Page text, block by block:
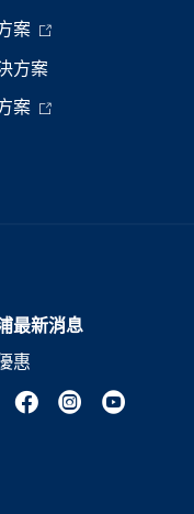
案
方案
案
最新消息
惠